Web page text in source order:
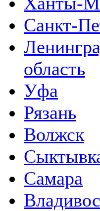
Санкт-
область
Уфа
Рязань
Волжск
Самара